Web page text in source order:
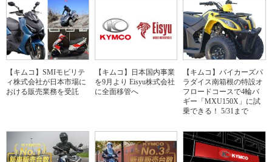
【キムコ】SMIモビリテ
ィ株式会社が日本市場に
おける販売業務を受託
【キムコ】日本国内事業
を9月より Eisyu株式会社
に全面移管へ
【キムコ】バイカーズパ
ラダイス南箱根の特設オ
フロードコースで4輪バ
ギー「MXU150X」に試
乗できる！ 5/31まで